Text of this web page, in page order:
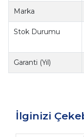
Marka
Stok Durumu
Garanti (Yıl)
İlginizi